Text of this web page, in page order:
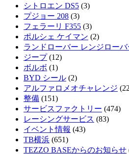
シトロエン DS5 (3)
プジョー 208 (3)
フェラーリ F355 (3)
ポルシェ ケイマン (2)
ランドローバー レンジローバ
ジープ(12)
ボルボ (1)
BYD シール (2)
アルファロメオチャレンジ
整備 (151)
サービスファクトリー (474)
レーシングサービス (83)
イベント情報 (43)
TB横浜 (651)
TEZZO BASEからのお知らせ